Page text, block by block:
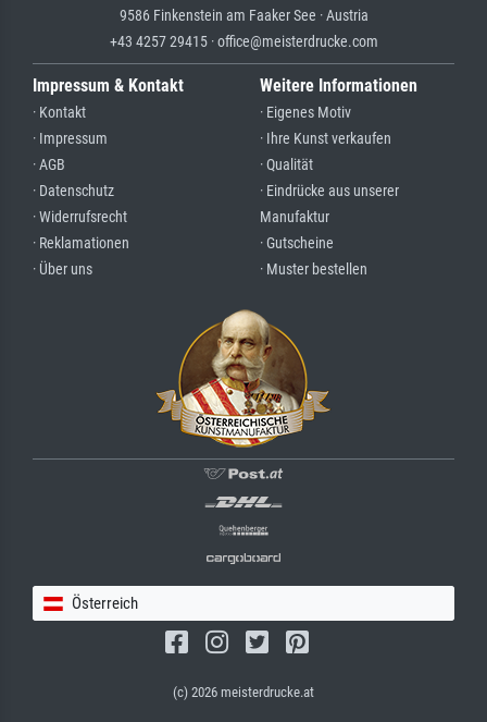
9586 Finkenstein am Faaker See · Austria
+43 4257 29415 · office@meisterdrucke.com
Impressum & Kontakt
· Kontakt
· Impressum
· AGB
· Datenschutz
· Widerrufsrecht
· Reklamationen
· Über uns
Weitere Informationen
· Eigenes Motiv
· Ihre Kunst verkaufen
· Qualität
· Eindrücke aus unserer
Manufaktur
· Gutscheine
· Muster bestellen
Österreich
(c) 2026 meisterdrucke.at